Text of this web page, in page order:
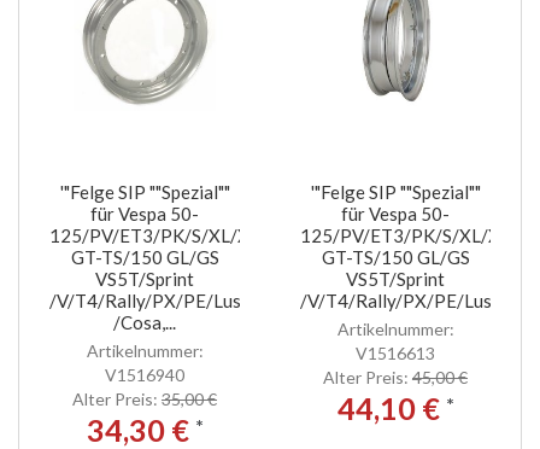
'"Felge SIP ""Spezial""
für Vespa 50-
125/PV/ET3/PK/S/XL/XL2/125
GT-TS/150 GL/GS
VS5T/Sprint
/V/T4/Rally/PX/PE/Lusso/T5
/Cosa,...
Artikelnummer:
V1516940
Alter Preis: 35,00 €
34,30 € *
'"Felge SIP ""Spezial""
für Vespa 50-
125/PV/ET3/PK/S/XL/XL2/
GT-TS/150 GL/GS
VS5T/Sprint
/V/T4/Rally/PX/PE/Lusso/
Artikelnummer:
V1516613
Alter Preis: 45,00 €
44,10 € *